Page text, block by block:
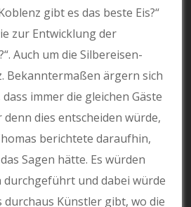
gibt es das beste Eis?“
zur Entwicklung der
Auch um die Silbereisen-
Bekanntermaßen ärgern sich
immer die gleichen Gäste
dies entscheiden würde,
berichtete daraufhin,
Sagen hätte. Es würden
und dabei würde
durchaus Künstler gibt, wo die